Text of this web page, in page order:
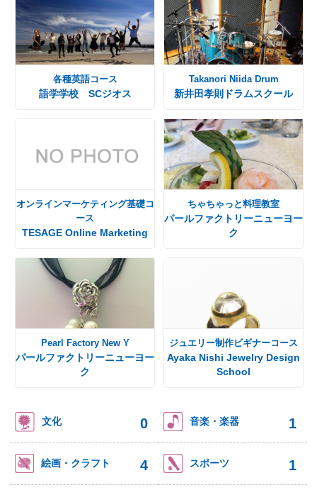
各種英語コース
語学学校 SCジオス
Takanori Niida Drum
新井田孝則ドラムスクール
オンラインマーケティング基礎コ
ース
TESAGE Online Marketing
ちゃちゃっと料理教室
パールファクトリーニューヨー
ク
Pearl Factory New Y
パールファクトリーニューヨー
ク
ジュエリー制作ビギナーコース
Ayaka Nishi Jewelry Design
School
文化 0 音楽・楽器 1
絵画・クラフト 4 スポーツ 1